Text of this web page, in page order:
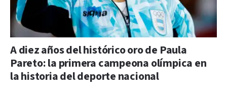
A diez años del histórico oro de Paula
Pareto: la primera campeona olímpica en
la historia del deporte nacional